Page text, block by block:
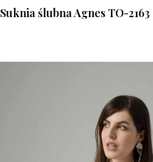
Suknia ślubna Agnes TO-2163